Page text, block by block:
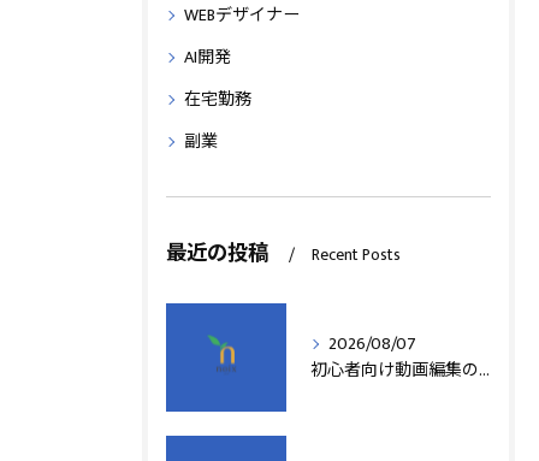
WEBデザイナー
AI開発
在宅勤務
副業
最近の投稿 Recent Posts
2026/08/07
初心者向け動画編集の簡単テクニック